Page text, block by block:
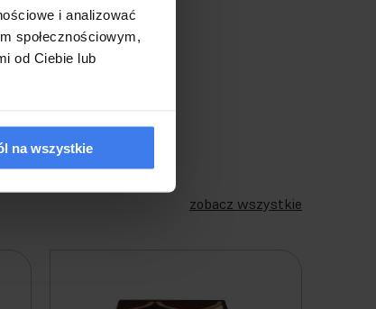
i analizować
społecznościowym,
od Ciebie lub
na wszystkie
zobacz wszystkie